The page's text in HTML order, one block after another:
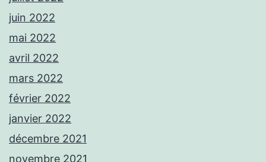
juin 2022
mai 2022
avril 2022
mars 2022
février 2022
janvier 2022
décembre 2021
novembre 2021